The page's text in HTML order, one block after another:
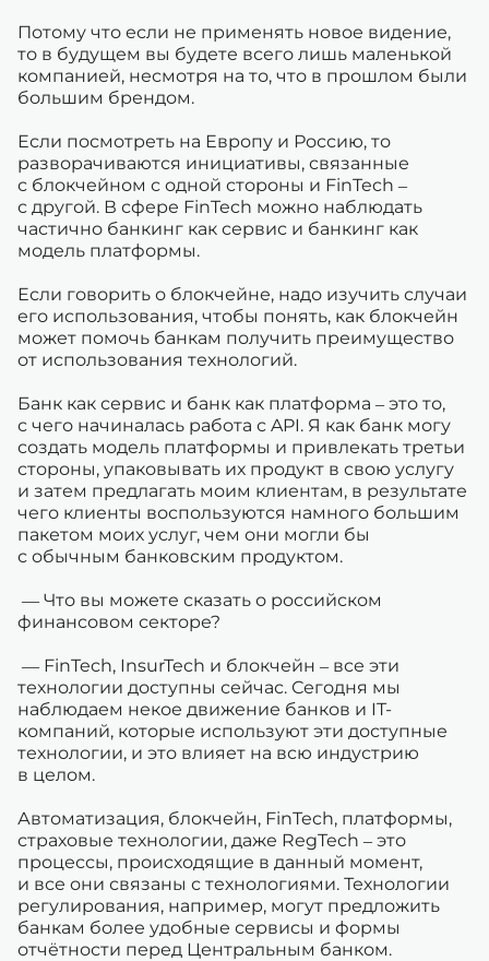
Потому что если не применять новое видение,
то в будущем вы будете всего лишь маленькой
компанией, несмотря на то, что в прошлом были
большим брендом.
Если посмотреть на Европу и Россию, то
разворачиваются инициативы, связанные
с блокчейном с одной стороны и FinTech –
с другой. В сфере FinTech можно наблюдать
частично банкинг как сервис и банкинг как
модель платформы.
Если говорить о блокчейне, надо изучить случаи
его использования, чтобы понять, как блокчейн
может помочь банкам получить преимущество
от использования технологий.
Банк как сервис и банк как платформа – это то,
с чего начиналась работа с API. Я как банк могу
создать модель платформы и привлекать третьи
стороны, упаковывать их продукт в свою услугу
и затем предлагать моим клиентам, в результате
чего клиенты воспользуются намного большим
пакетом моих услуг, чем они могли бы
с обычным банковским продуктом.
— Что вы можете сказать о российском
финансовом секторе?
— FinTech, InsurTech и блокчейн – все эти
технологии доступны сейчас. Сегодня мы
наблюдаем некое движение банков и IT-
компаний, которые используют эти доступные
технологии, и это влияет на всю индустрию
в целом.
Автоматизация, блокчейн, FinTech, платформы,
страховые технологии, даже RegTech – это
процессы, происходящие в данный момент,
и все они связаны с технологиями. Технологии
регулирования, например, могут предложить
банкам более удобные сервисы и формы
отчётности перед Центральным банком.